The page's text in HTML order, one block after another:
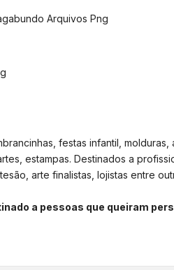
Arquivos Png
festas infantil, molduras,
estampas. Destinados a
arte finalistas, lojistas entre
a pessoas que queiram